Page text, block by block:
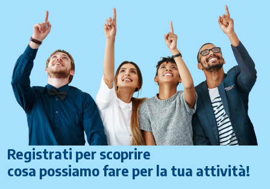
Registrati per scoprire
cosa possiamo fare per la tua attività!